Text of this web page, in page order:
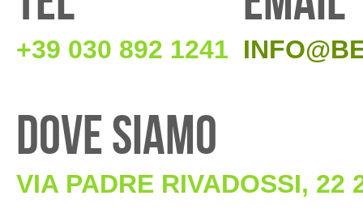
+39 030 892 1241
DOVE SIAMO
VIA PADRE RIVADOSSI, 22